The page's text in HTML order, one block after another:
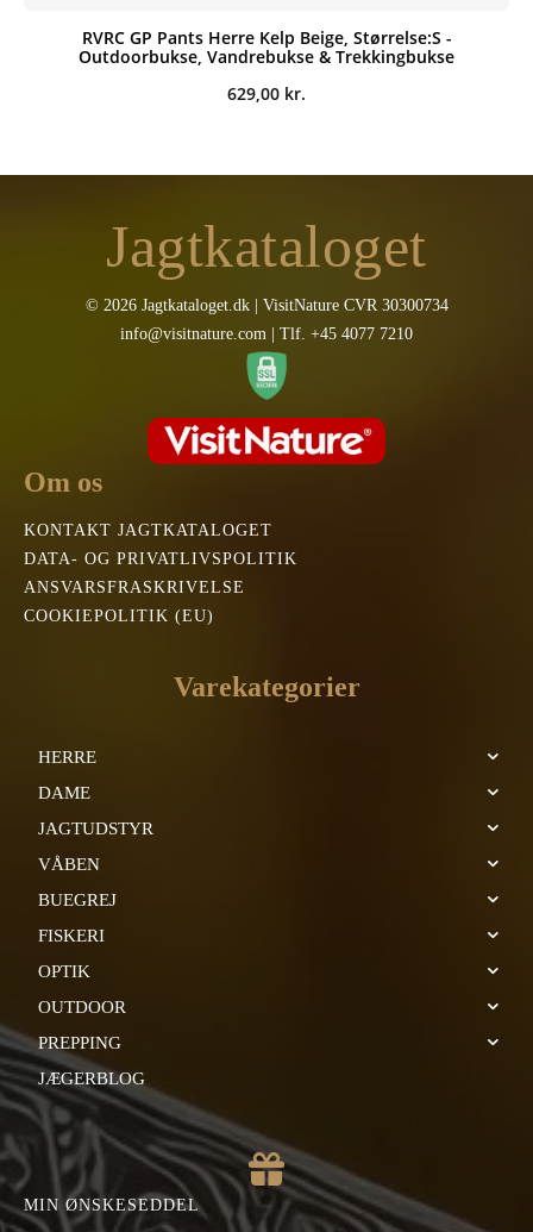
RVRC GP Pants Herre Kelp Beige, Størrelse:S -
Outdoorbukse, Vandrebukse & Trekkingbukse
629,00 kr.
Jagtkataloget
© 2026 Jagtkataloget.dk | VisitNature CVR 30300734
info@visitnature.com | Tlf. +45 4077 7210
Om os
KONTAKT JAGTKATALOGET
DATA- OG PRIVATLIVSPOLITIK
ANSVARSFRASKRIVELSE
COOKIEPOLITIK (EU)
Varekategorier
HERRE
DAME
JAGTUDSTYR
VÅBEN
BUEGREJ
FISKERI
OPTIK
OUTDOOR
PREPPING
JÆGERBLOG
MIN ØNSKESEDDEL